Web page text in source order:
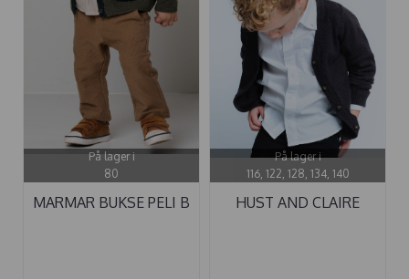
På lager i
80
MARMAR BUKSE PELI B
På lager i
116, 122, 128, 134, 140
HUST AND CLAIRE